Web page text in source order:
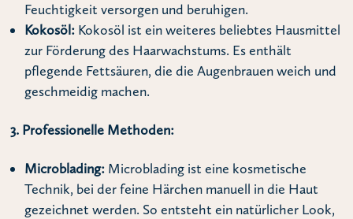
Feuchtigkeit versorgen und beruhigen.
Kokosöl: Kokosöl ist ein weiteres beliebtes Hausmittel
zur Förderung des Haarwachstums. Es enthält
pflegende Fettsäuren, die die Augenbrauen weich und
geschmeidig machen.
3. Professionelle Methoden:
Microblading: Microblading ist eine kosmetische
Technik, bei der feine Härchen manuell in die Haut
gezeichnet werden. So entsteht ein natürlicher Look,